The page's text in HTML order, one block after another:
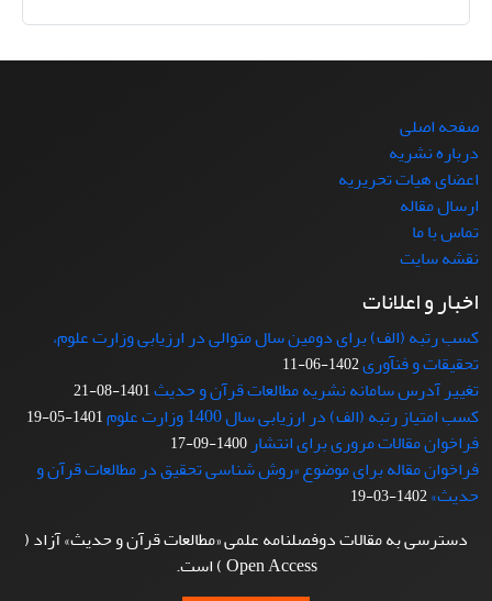
صفحه اصلی
درباره نشریه
اعضای هیات تحریریه
ارسال مقاله
تماس با ما
نقشه سایت
اخبار و اعلانات
کسب رتبه (الف) برای دومین سال متوالی در ارزیابی وزارت علوم،
تحقیقات و فنآوری1402-06-11
تغییر آدرس سامانه نشریه مطالعات قرآن و حدیث1401-08-21
کسب امتیاز رتبه (الف) در ارزیابی سال 1400 وزارت علوم 1401-05-19
فراخوان مقالات مروری برای انتشار1400-09-17
فراخوان مقاله برای موضوع «روش شناسی تحقیق در مطالعات قرآن و
حدیث»1402-03-19
دسترسی به مقالات دوفصلنامه علمی «مطالعات قرآن و حدیث» آزاد (
Open Access ) است.